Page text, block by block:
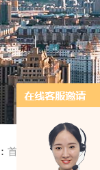
首页 产品中心/